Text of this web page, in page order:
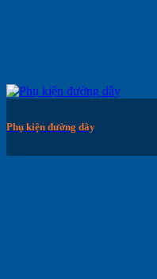
Phụ kiện đường dây